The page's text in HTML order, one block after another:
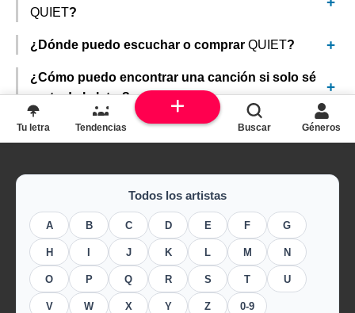
QUIET?
¿Dónde puedo escuchar o comprar QUIET?
¿Cómo puedo encontrar una canción si solo sé
parte de la letra?
Todos los artistas
A B C D E F G
H J K L M N
O P Q R S T U
V W X Y Z 0-9
Tu letra Tendencias Buscar Géneros